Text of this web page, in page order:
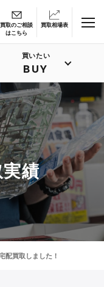
買取のご相談
はこちら
買取相場表
買いたい
BUY
績
配買取しました！